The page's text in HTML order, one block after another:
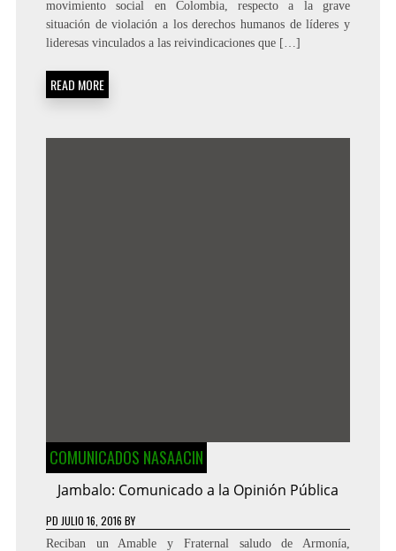
movimiento social en Colombia, respecto a la grave
situación de violación a los derechos humanos de líderes y
lideresas vinculados a las reivindicaciones que […]
READ MORE
COMUNICADOS NASAACIN
Jambalo: Comunicado a la Opinión Pública
PD JULIO 16, 2016 BY
Reciban un Amable y Fraternal saludo de Armonía,